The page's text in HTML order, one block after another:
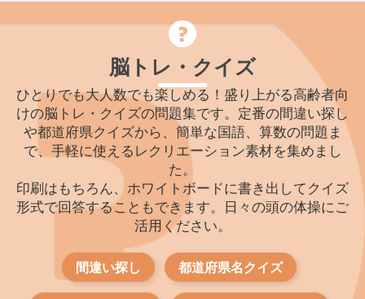
脳トレ・クイズ
ひとりでも大人数でも楽しめる！盛り上がる高齢者向
けの脳トレ・クイズの問題集です。定番の間違い探し
や都道府県クイズから、簡単な国語、算数の問題ま
で、手軽に使えるレクリエーション素材を集めまし
た。
印刷はもちろん、ホワイトボードに書き出してクイズ
形式で回答することもできます。日々の頭の体操にご
活用ください。
間違い探し 都道府県名クイズ